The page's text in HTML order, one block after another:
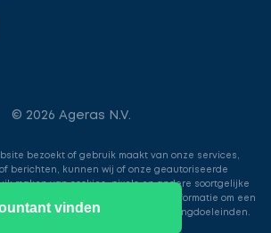
vinden
© 2026 Ageras N.V.
bezoekt of gebruik maakt van onze services,
berichten, kunnen wij of onze geautoriseerde
maken van cookies, pixels en andere soortgelijke
gebruikt voor het opslaan van informatie om een
ervaring te bieden voor marketingdoeleinden.